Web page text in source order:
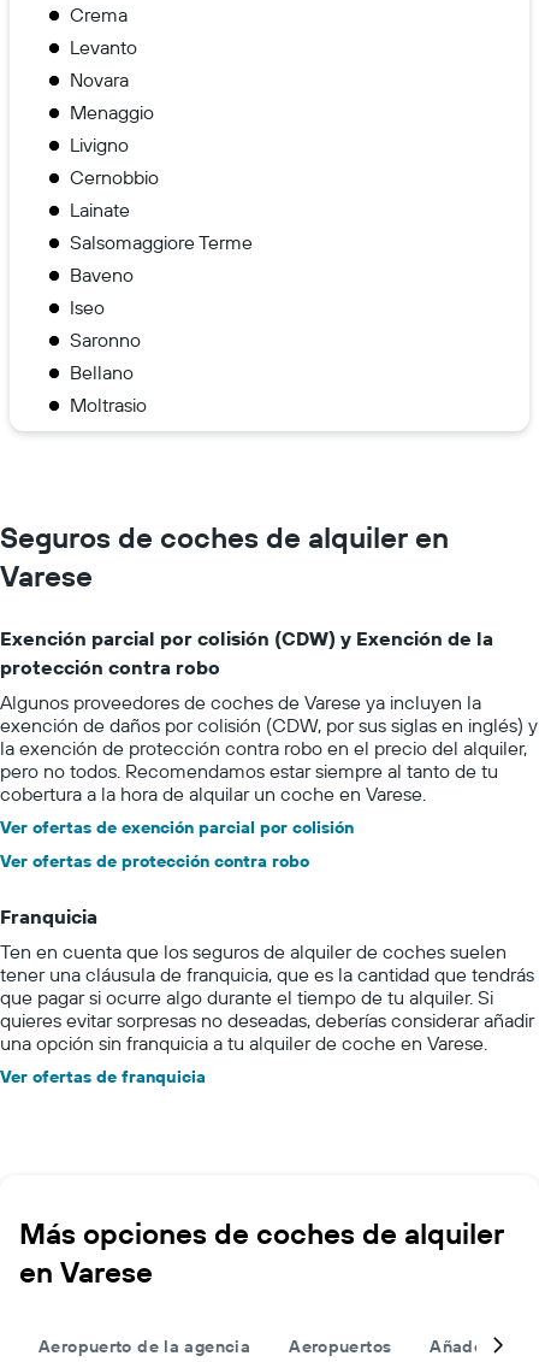
Crema
Levanto
Novara
Menaggio
Livigno
Cernobbio
Lainate
Salsomaggiore Terme
Baveno
Iseo
Saronno
Bellano
Moltrasio
Seguros de coches de alquiler en
Varese
Exención parcial por colisión (CDW) y Exención de la
protección contra robo
Algunos proveedores de coches de Varese ya incluyen la
exención de daños por colisión (CDW, por sus siglas en inglés) y
la exención de protección contra robo en el precio del alquiler,
pero no todos. Recomendamos estar siempre al tanto de tu
cobertura a la hora de alquilar un coche en Varese.
Ver ofertas de exención parcial por colisión
Ver ofertas de protección contra robo
Franquicia
Ten en cuenta que los seguros de alquiler de coches suelen
tener una cláusula de franquicia, que es la cantidad que tendrás
que pagar si ocurre algo durante el tiempo de tu alquiler. Si
quieres evitar sorpresas no deseadas, deberías considerar añadir
una opción sin franquicia a tu alquiler de coche en Varese.
Ver ofertas de franquicia
Más opciones de coches de alquiler
en Varese
Aeropuerto de la agencia Aeropuertos Añade un